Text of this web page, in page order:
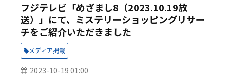
フジテレビ「めざまし8（2023.10.19放
送）」にて、ミステリーショッピングリサー
チをご紹介いただきました
メディア掲載
2023-10-19 01:00